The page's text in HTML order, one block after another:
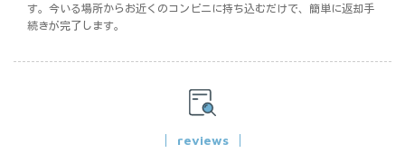
す。今いる場所からお近くのコンビニに持ち込むだけで、簡単に返却手
続きが完了します。
reviews